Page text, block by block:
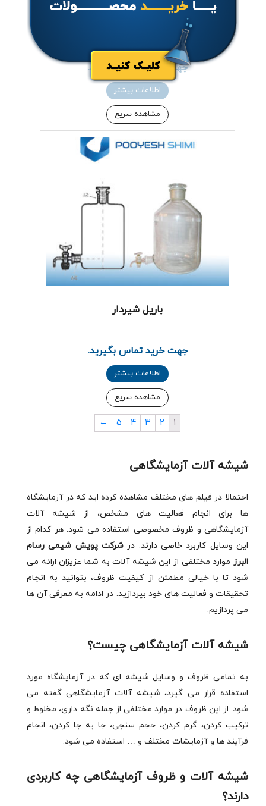
شیشه آلات آزمایشگاهی
احتمالا در فیلم های مختلف مشاهده کرده اید که در آزمایشگاه
ها برای انجام فعالیت های مشخص، از شیشه آلات
آزمایشگاهی و ظروف مخصوصی استفاده می شود. هر کدام از
این وسایل کاربرد خاصی دارند. در شرکت پویش شیمی رسام
البرز موارد مختلفی از این شیشه آلات به شما عزیزان ارائه می
شود تا با خیالی مطمئن از کیفیت ظروف، بتوانید به انجام
تحقیقات و فعالیت های خود بپردازید. در ادامه به معرفی آن ها
می پردازیم.
شیشه آلات آزمایشگاهی چیست؟
به تمامی ظروف و وسایل شیشه ای که در آزمایشگاه مورد
استفاده قرار می گیرد، شیشه آلات آزمایشگاهی گفته می
شود. از این ظروف در موارد مختلفی از جمله نگه داری، مخلوط و
ترکیب کردن، گرم کردن، حجم سنجی، جا به جا کردن، انجام
فرآیند ها و آزمایشات مختلف و … استفاده می شود.
شیشه آلات و ظروف آزمایشگاهی چه کاربردی
دارند؟
استوانه مدرج شیشه ای
جهت خرید تماس بگیرید.
اطلاعات بیشتر
مشاهده سریع
باریل شیردار
جهت خرید تماس بگیرید.
اطلاعات بیشتر
مشاهده سریع
1
2
3
4
5
←